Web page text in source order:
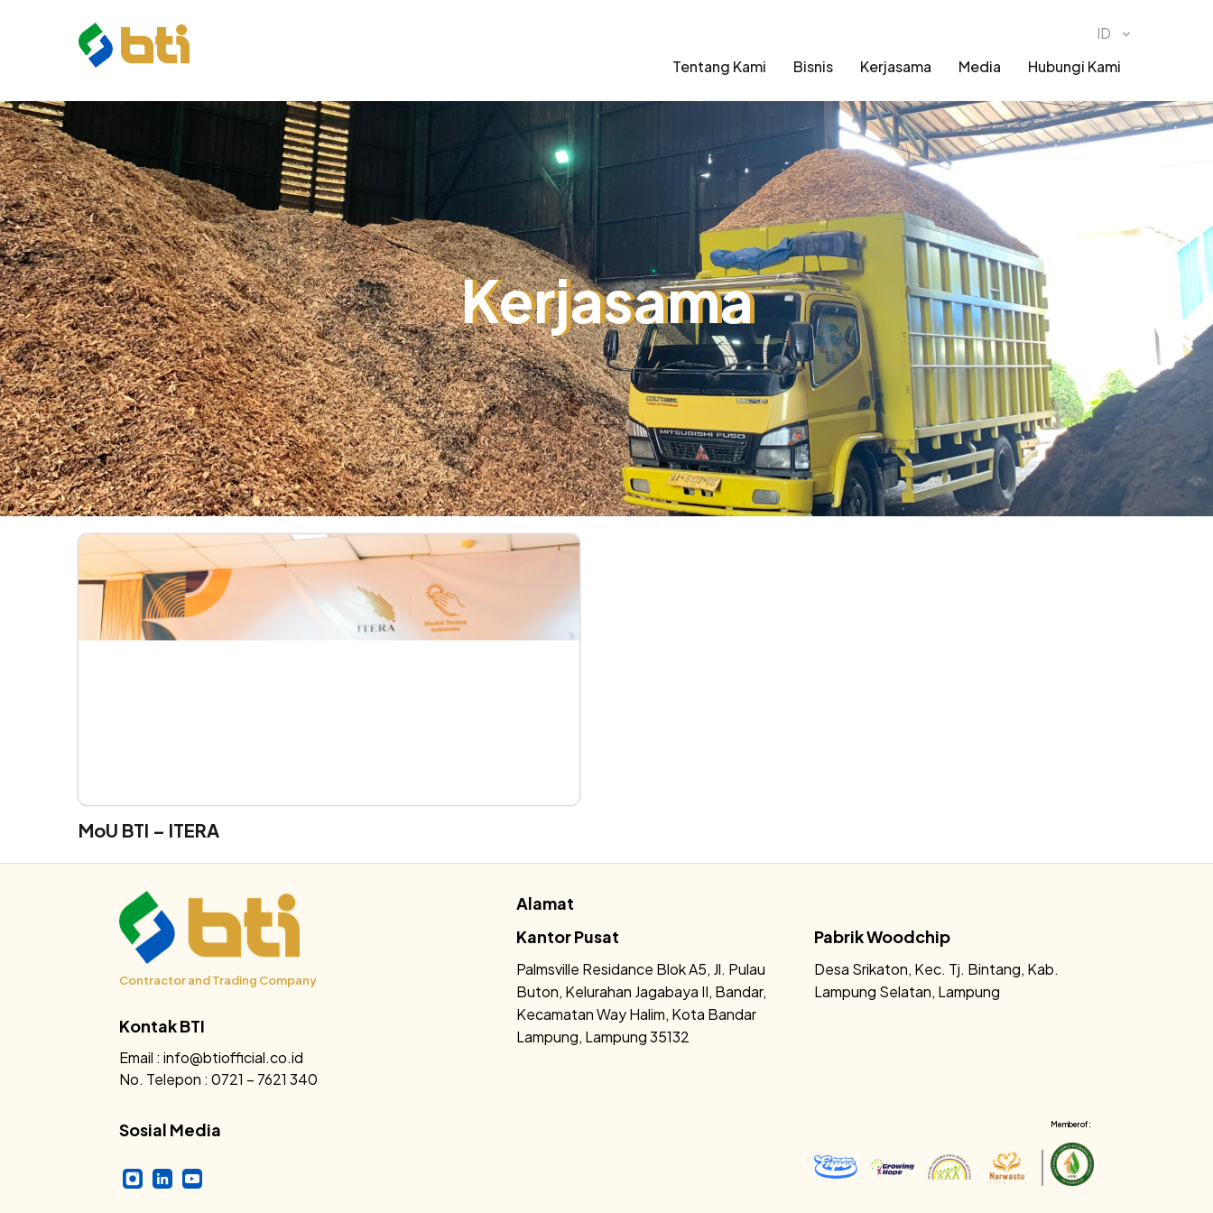
Tentang Kami Bisnis Kerjasama Media Hubungi Kami
Kerjasama
MoU BTI – ITERA
Contractor and Trading Company
Kontak BTI
Email : info@btiofficial.co.id
No. Telepon : 0721 – 7621 340
Sosial Media
Alamat
Kantor Pusat
Palmsville Residance Blok A5, Jl. Pulau
Buton, Kelurahan Jagabaya II, Bandar,
Kecamatan Way Halim, Kota Bandar
Lampung, Lampung 35132
Pabrik Woodchip
Desa Srikaton, Kec. Tj. Bintang, Kab.
Lampung Selatan, Lampung